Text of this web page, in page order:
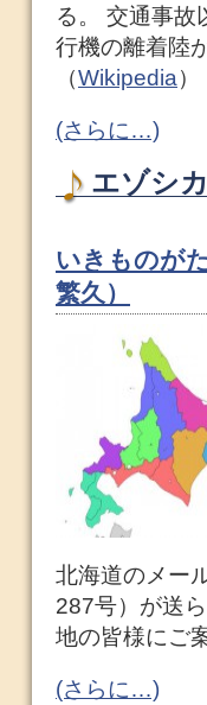
る。 交通事故
行機の離着陸
（Wikipedia）
(さらに…)
エゾシ
いきものが
繁久）
北海道のメー
287号）が送
地の皆様にご
(さらに…)